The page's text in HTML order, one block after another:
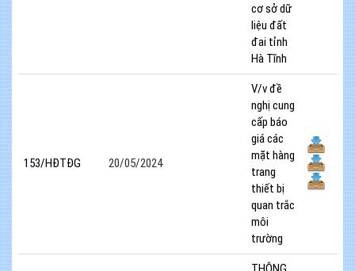
cơ sở dữ
liệu đất
đai tỉnh
Hà Tĩnh
153/HĐTĐG 20/05/2024
V/v đề
nghị cung
cấp báo
giá các
mặt hàng
trang
thiết bị
quan trắc
môi
trường